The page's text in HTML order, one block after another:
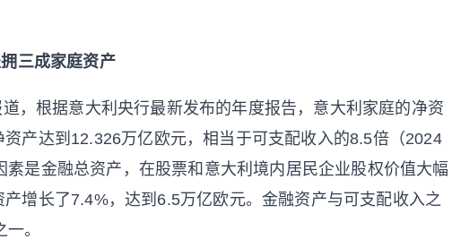
三成家庭资产
，根据意大利央行最新发布的年度报告，意大利家庭的净资
产达到12.326万亿欧元，相当于可支配收入的8.5倍（2024
是金融总资产，在股票和意大利境内居民企业股权价值大幅
增长了7.4%，达到6.5万亿欧元。金融资产与可支配收入之
。